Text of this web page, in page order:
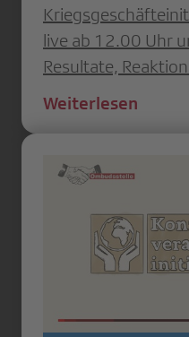
live ab 12.00 Uhr
Resultate,
Weiterlesen